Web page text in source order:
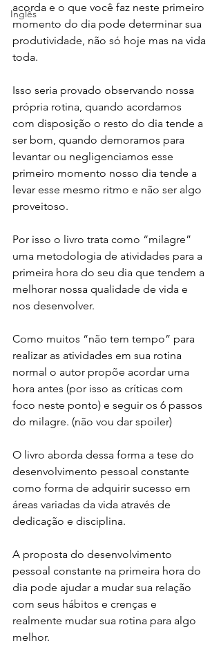
Inglês
acorda e o que você faz neste primeiro
momento do dia pode determinar sua
produtividade, não só hoje mas na vida
toda.
Isso seria provado observando nossa
própria rotina, quando acordamos
com disposição o resto do dia tende a
ser bom, quando demoramos para
levantar ou negligenciamos esse
primeiro momento nosso dia tende a
levar esse mesmo ritmo e não ser algo
proveitoso.
Por isso o livro trata como “milagre”
uma metodologia de atividades para a
primeira hora do seu dia que tendem a
melhorar nossa qualidade de vida e
nos desenvolver.
Como muitos “não tem tempo” para
realizar as atividades em sua rotina
normal o autor propõe acordar uma
hora antes (por isso as críticas com
foco neste ponto) e seguir os 6 passos
do milagre. (não vou dar spoiler)
O livro aborda dessa forma a tese do
desenvolvimento pessoal constante
como forma de adquirir sucesso em
áreas variadas da vida através de
dedicação e disciplina.
A proposta do desenvolvimento
pessoal constante na primeira hora do
dia pode ajudar a mudar sua relação
com seus hábitos e crenças e
realmente mudar sua rotina para algo
melhor.